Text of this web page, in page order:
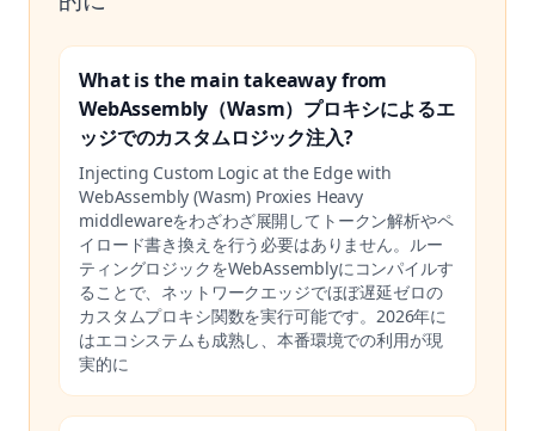
What is the main takeaway from
WebAssembly（Wasm）プロキシによるエ
ッジでのカスタムロジック注入?
Injecting Custom Logic at the Edge with
WebAssembly (Wasm) Proxies Heavy
middlewareをわざわざ展開してトークン解析やペ
イロード書き換えを行う必要はありません。ルー
ティングロジックをWebAssemblyにコンパイルす
ることで、ネットワークエッジでほぼ遅延ゼロの
カスタムプロキシ関数を実行可能です。2026年に
はエコシステムも成熟し、本番環境での利用が現
実的に